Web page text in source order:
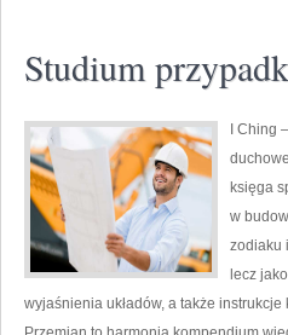
Studium
I Ching
księga
w
zodiaku
lecz
wyjaśnienia układów, a także